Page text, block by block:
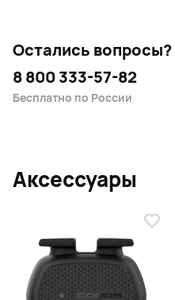
Остались вопросы?
8 800 333-57-82
Бесплатно по России
Аксессуары